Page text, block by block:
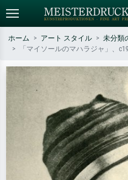
作家名・作品名・スタイルで検索
– 例：モネ、星月夜、印象派、北
ホーム アート スタイル 未分類
「マイソールのマハラジャ」、